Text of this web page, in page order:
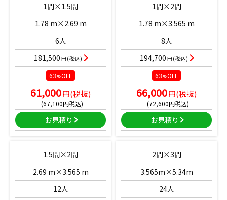
1間×1.5間
1.78 m×2.69 m
6人
181,500 円(税込)
63 %OFF
61,000円(税抜)
(67,100円税込)
お見積り
1間×2間
1.78 m×3.565 m
8人
194,700 円(税込)
63 %OFF
66,000円(税抜)
(72,600円税込)
お見積り
1.5間×2間
2.69 m×3.565 m
12人
2間×3間
3.565m×5.34m
24人